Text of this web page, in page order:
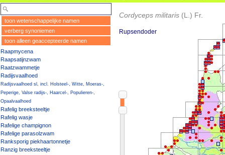
toon wetenschappelijke namen
verberg synoniemen
toon alleen geaccepteerde namen
Raapmycena
Raapsatijnzwam
Raatzwammetje
Radijsvaalhoed
Radijsvaalhoed sl, incl. Holsteel-, Witte, Moeras-,
Peperige, Valse radijs-, Haarcel-, Populieren-,
Opaalvaalhoed
Rafelig breeksteeltje
Rafelig wasje
Rafelige champignon
Rafelige parasolzwam
Ranksporig piekhaartonnetje
Ranzig breeksteeltje
Cordyceps militaris (L.) Fr.
Rupsendoder